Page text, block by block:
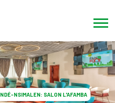
NSIMALEN: SALON L'AFAMBA